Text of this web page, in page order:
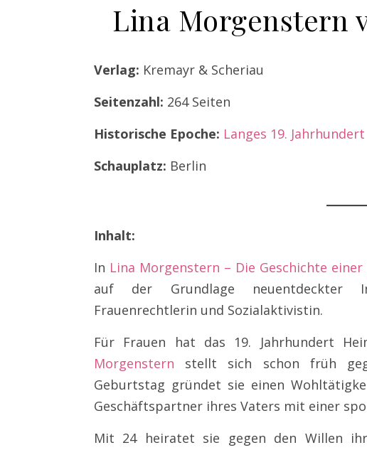
Lina Morgenstern
Verlag: Kremayr & Scheriau
Seitenzahl: 264 Seiten
Historische Epoche: Langes 19. Jahrhundert
Schauplatz: Berlin
Inhalt:
In Lina Morgenstern – Die Geschichte einer
auf der Grundlage neuentdeckter
Frauenrechtlerin und Sozialaktivistin.
Für Frauen hat das 19. Jahrhundert
Morgenstern stellt sich schon früh
Geburtstag gründet sie einen
Geschäftspartner ihres Vaters mit einer
Mit 24 heiratet sie gegen den Willen